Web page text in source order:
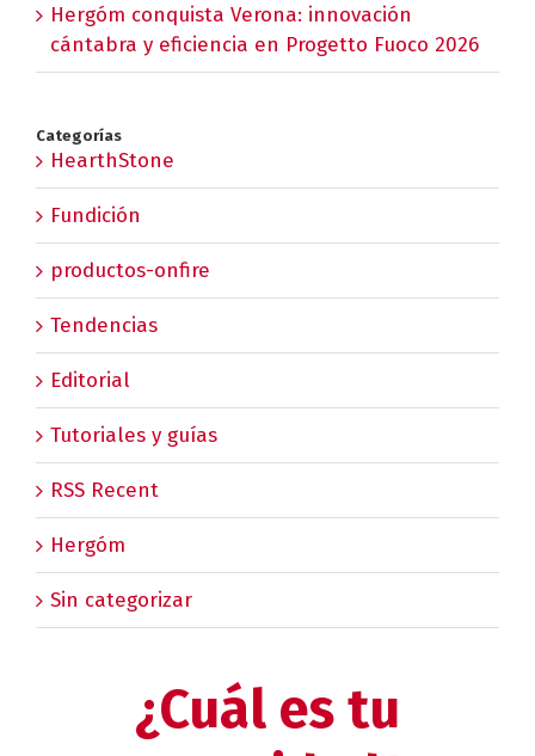
Hergóm conquista Verona: innovación
cántabra y eficiencia en Progetto Fuoco 2026
Categorías
HearthStone
Fundición
productos-onfire
Tendencias
Editorial
Tutoriales y guías
RSS Recent
Hergóm
Sin categorizar
¿Cuál es tu